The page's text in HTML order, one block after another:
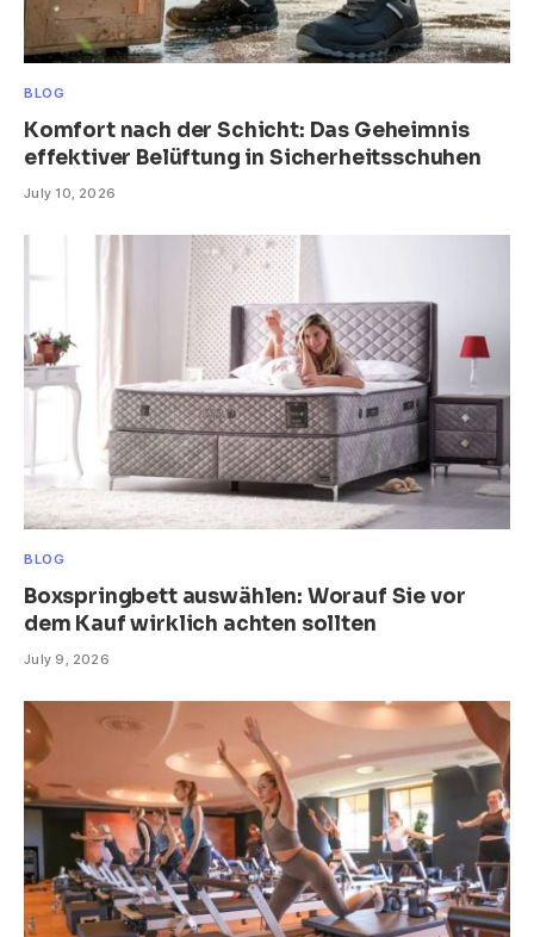
BLOG
Komfort nach der Schicht: Das Geheimnis
effektiver Belüftung in Sicherheitsschuhen
July 10, 2026
BLOG
Boxspringbett auswählen: Worauf Sie vor
dem Kauf wirklich achten sollten
July 9, 2026